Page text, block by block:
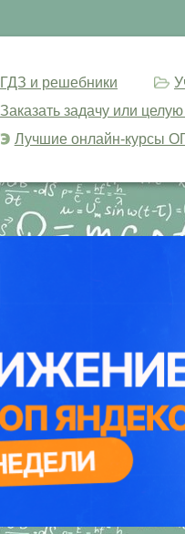
ГДЗ и решебники
Заказать задачу или
Лучшие онлайн-курсы